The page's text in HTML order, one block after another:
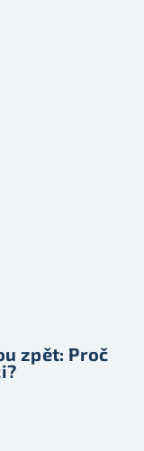
zpět: Proč